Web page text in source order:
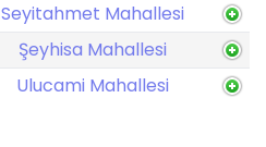
Seyitahmet Mahallesi
Şeyhisa Mahallesi
Ulucami Mahallesi